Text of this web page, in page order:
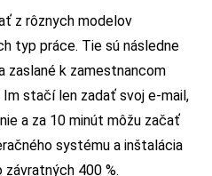
z rôznych modelov
typ práce. Tie sú následne
zaslané k zamestnancom
stačí len zadať svoj e-mail,
a za 10 minút môžu začať
systému a inštalácia
400 %.